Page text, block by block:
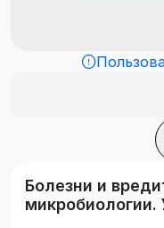
Болезни и
микробиологии.